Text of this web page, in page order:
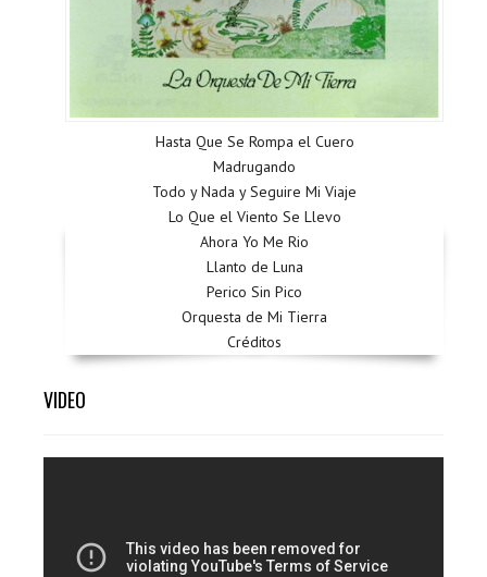
Hasta Que Se Rompa el Cuero
Madrugando
Todo y Nada y Seguire Mi Viaje
Lo Que el Viento Se Llevo
Ahora Yo Me Rio
Llanto de Luna
Perico Sin Pico
Orquesta de Mi Tierra
Créditos
VIDEO